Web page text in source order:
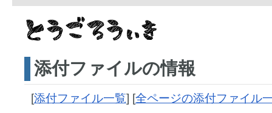
添付ファイルの情報
[添付ファイル一覧] [全ページの添付ファイル